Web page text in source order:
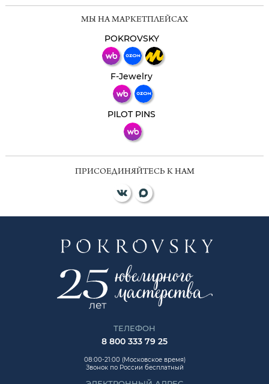
МЫ НА МАРКЕТПЛЕЙСАХ
POKROVSKY
F-Jewelry
PILOT PINS
ПРИСОЕДИНЯЙТЕСЬ К НАМ
ТЕЛЕФОН
8 800 333 79 25
08:00-21:00 (Московское время)
Звонок по России бесплатный